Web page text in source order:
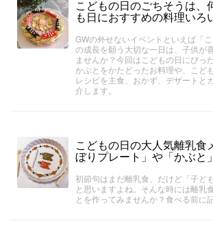
こどもの日のごちそうは、
も日におすすめの料理いろ
GWの外せないイベントといえば「
の成長を願う大切な一日は、子供が
ませんか？今回はこどもの日にぴっ
かぶとをかたどったお料理や、こど
レシピを主食、おかず、デザートと
介します。
こどもの日の大人気離乳食
ぼりプレート」や「かぶと
初節句はまだ離乳食、だけど「子ど
と思いますよね。そんな時には離乳
とを作ってみませんか？食べる前に